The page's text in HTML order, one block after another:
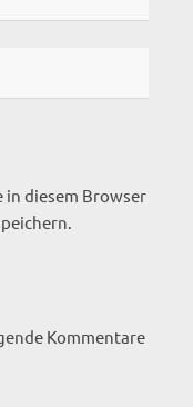
in diesem Browser
Kommentare